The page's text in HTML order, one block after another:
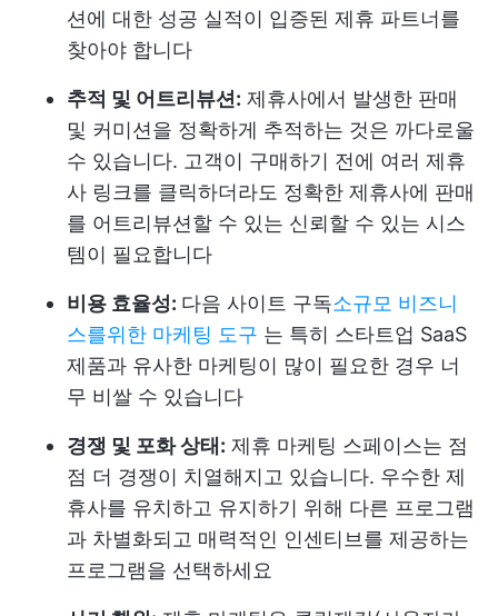
션에 대한 성공 실적이 입증된 제휴 파트너를
찾아야 합니다
추적 및 어트리뷰션: 제휴사에서 발생한 판매
및 커미션을 정확하게 추적하는 것은 까다로울
수 있습니다. 고객이 구매하기 전에 여러 제휴
사 링크를 클릭하더라도 정확한 제휴사에 판매
를 어트리뷰션할 수 있는 신뢰할 수 있는 시스
템이 필요합니다
비용 효율성: 다음 사이트 구독소규모 비즈니
스를위한 마케팅 도구 는 특히 스타트업 SaaS
제품과 유사한 마케팅이 많이 필요한 경우 너
무 비쌀 수 있습니다
경쟁 및 포화 상태: 제휴 마케팅 스페이스는 점
점 더 경쟁이 치열해지고 있습니다. 우수한 제
휴사를 유치하고 유지하기 위해 다른 프로그램
과 차별화되고 매력적인 인센티브를 제공하는
프로그램을 선택하세요